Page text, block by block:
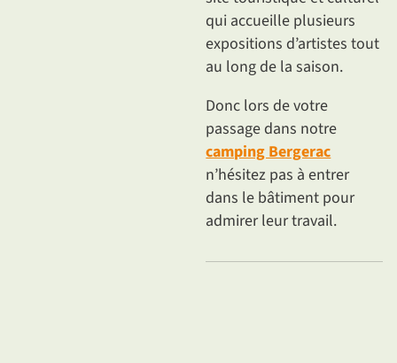
qui accueille plusieurs
expositions d’artistes tout
au long de la saison.
Donc lors de votre
passage dans notre
camping Bergerac
n’hésitez pas à entrer
dans le bâtiment pour
admirer leur travail.